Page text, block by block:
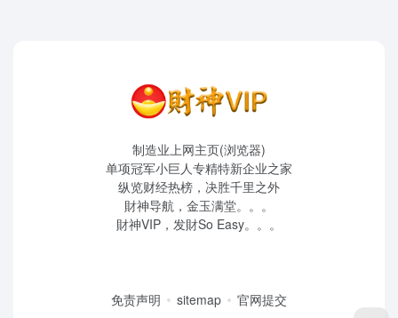
制造业上网主页(浏览器)
单项冠军小巨人专精特新企业之家
纵览财经热榜，决胜千里之外
財神导航，金玉满堂。。。
財神VIP，发財So Easy。。。
免责声明 sitemap 官网提交